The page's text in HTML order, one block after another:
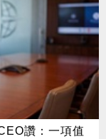
讚：一項值